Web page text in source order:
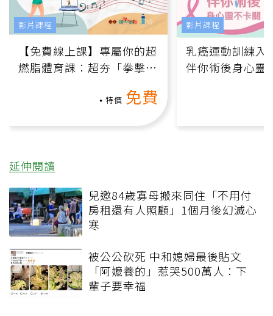
【免費線上課】專屬你的超
燃脂體育課：超夯「拳擊有
特價 免費
影片課程
乳癌運動訓練入
伴你術後身心靈
影片課程
延伸閱讀
兒邀84歲寡母搬來同住「不用付
房租還有人照顧」1個月後幻滅心
寒
被公公砍死 中和媳婦最後貼文
「阿嬤養的」惹哭500萬人：下
輩子要幸福